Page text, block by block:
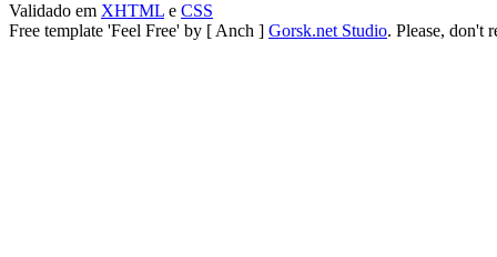
Validado em XHTML e CSS
Free template 'Feel Free' by [ Anch ] Gorsk.net Studio. Please, don't